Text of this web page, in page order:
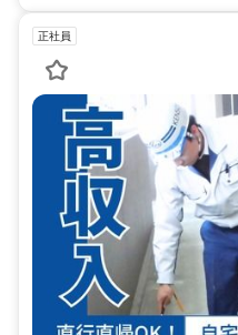
正社員